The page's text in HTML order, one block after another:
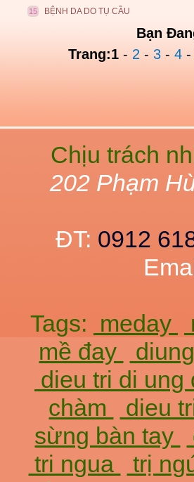
15 BỆNH DA DO TỤ CẦU
Bạn
Trang:1 - 2 - 3 - 4 -
Chịu trách
202 Phạm
ĐT: 0912
Tags: meday
mề đay
dieu tri di ung
chàm
dieu
sừng bàn tay
tri ngua
trị